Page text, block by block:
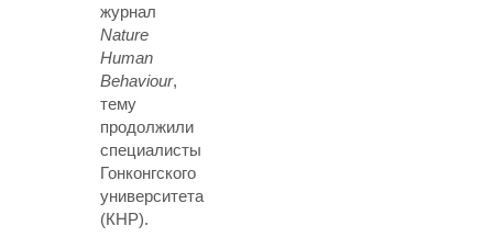
журнал
Nature
Human
Behaviour,
тему
продолжили
специалисты
Гонконгского
университета
(КНР).